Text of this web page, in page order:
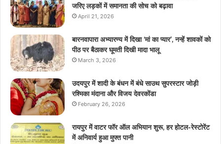
जरिए लड़कों में समानता की सोच को बढ़ावा
April 21, 2026
बारनवापारा अभ्यारण्य में दिखा ‘मां का प्यार’, नन्हें शावकों को
पीठ पर बैठाकर घूमती दिखी मादा भालू
March 3, 2026
उदयपुर में शादी के बंधन में बंधे साउथ सुपरस्टार जोड़ी
रश्मिका मंदाना और विजय देवरकोंडा
February 26, 2026
रायपुर में वाटर फॉर ऑल अभियान शुरू, हर होटल-रेस्टोरेंट
में अनिवार्य हुआ मुफ्त पानी